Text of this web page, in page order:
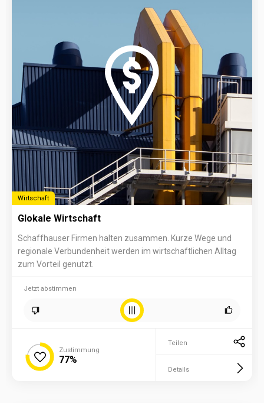
Wirtschaft
Glokale Wirtschaft
Schaffhauser Firmen halten zusammen. Kurze Wege und
regionale Verbundenheit werden im wirtschaftlichen Alltag
zum Vorteil genutzt.
Jetzt abstimmen
Zustimmung
77%
Teilen
Details